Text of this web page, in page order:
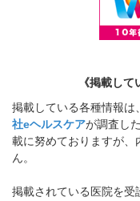
《掲載し
掲載している各種情報
社eヘルスケアが調査し
載に努めておりますが
ん。
掲載されている医院を受